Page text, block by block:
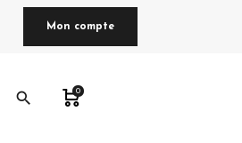
Mon compte
search 0